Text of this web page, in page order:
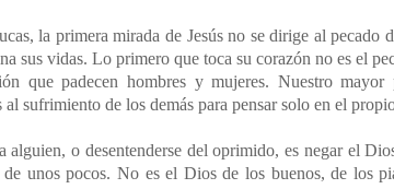
la primera mirada de Jesús no se dirige al pecado
sus vidas. Lo primero que toca su corazón no es el
que padecen hombres y mujeres. Nuestro mayor
al sufrimiento de los demás para pensar solo en el
alguien, o desentenderse del oprimido, es negar el
unos pocos. No es el Dios de los buenos, de los